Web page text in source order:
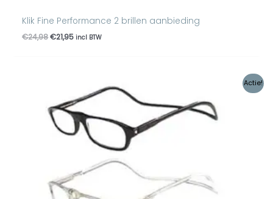
Klik Fine Performance 2 brillen aanbieding
€24,98€21,95 incl BTW
Actie!
was:
€37,47.
prijs
is:
€30,00.